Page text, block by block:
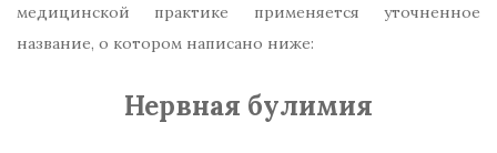
медицинской практике применяется уточненное
название, о котором написано ниже:
Нервная булимия